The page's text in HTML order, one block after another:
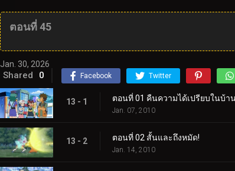
ตอนที่ 45
Jan. 30, 2026
Shared 0 Facebook Twitter
13 - 1 ตอนที่ 01 คืนความได้เปรียบในบ้า
Jan. 07, 2010
13 - 2 ตอนที่ 02 สั้นและถึงหมัด!
Jan. 14, 2010